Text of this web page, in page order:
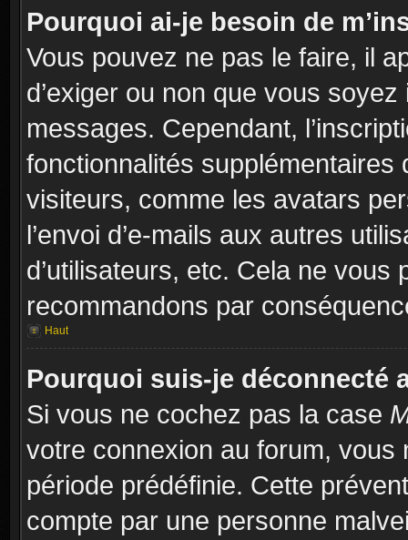
Pourquoi ai-je besoin de
Vous pouvez ne pas le faire, il
d’exiger ou non que vous
messages. Cependant,
fonctionnalités
visiteurs, comme les avatars
l’envoi d’e-mails aux autres
d’utilisateurs, etc. Cela ne vous
recommandons par
Haut
Pourquoi suis-je déconnecté
Si vous ne cochez pas la case
votre connexion au forum,
période prédéfinie. Cette
compte par une personne